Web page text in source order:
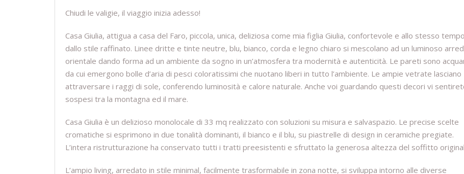
Chiudi le valigie, il viaggio inizia adesso!
Casa Giulia, attigua a casa del Faro, piccola, unica, deliziosa come mia figlia Giulia, confortevole e allo stesso tempo
dallo stile raffinato. Linee dritte e tinte neutre, blu, bianco, corda e legno chiaro si mescolano ad un luminoso
orientale dando forma ad un ambiente da sogno in un’atmosfera tra modernità e autenticità. Le pareti sono
da cui emergono bolle d’aria di pesci coloratissimi che nuotano liberi in tutto l’ambiente. Le ampie vetrate lasciano
attraversare i raggi di sole, conferendo luminosità e calore naturale. Anche voi guardando questi decori vi
sospesi tra la montagna ed il mare.
Casa Giulia è un delizioso monolocale di 33 mq realizzato con soluzioni su misura e salvaspazio. Le precise scelte
cromatiche si esprimono in due tonalità dominanti, il bianco e il blu, su piastrelle di design in ceramiche pregiate.
L’intera ristrutturazione ha conservato tutti i tratti preesistenti e sfruttato la generosa altezza del soffitto
L’ampio living, arredato in stile minimal, facilmente trasformabile in zona notte, si sviluppa intorno alle diverse